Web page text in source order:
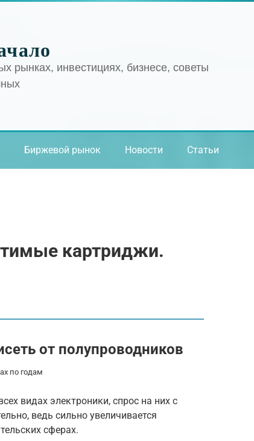
рынках, инвестициях, бизнесе, советы
Биржевой рынок Новости Статьи
картриджи.
от полупроводников
по годам
видах электроники, спрос на них с
ведь сильно увеличивается
сферах.